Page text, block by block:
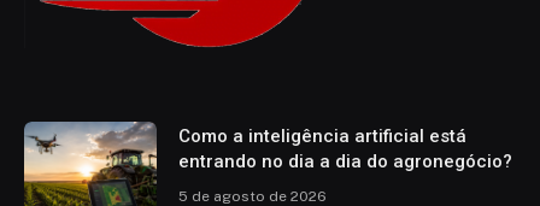
Como a inteligência artificial está
entrando no dia a dia do agronegócio?
5 de agosto de 2026